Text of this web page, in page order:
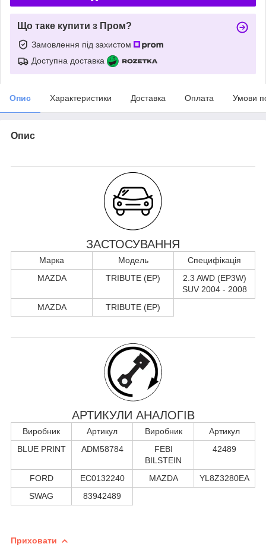
Що таке купити з Пром?
Замовлення під захистом
Доступна доставка
Опис Характеристики Доставка Оплата Умови
Опис
ЗАСТОСУВАННЯ
Марка Модель
Специфікація
MAZDA
TRIBUTE (EP)
2.3 AWD (EP3W)
SUV 2004 - 2008
MAZDA
TRIBUTE (EP)
АРТИКУЛИ АНАЛОГІВ
Виробник Артикул Виробник
Артикул
BLUE PRINT
ADM58784
FEBI
BILSTEIN
42489
FORD EC0132240 MAZDA
YL8Z3280EA
SWAG
83942489
Приховати